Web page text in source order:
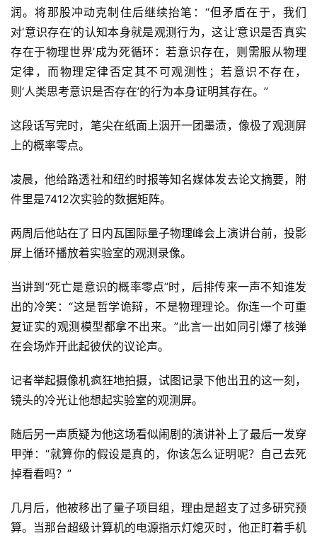
零
重
力
幻
征
文
投
稿
润。将那股冲动克制住后继续抬笔：“但矛盾在于，我们
对‘意识存在’的认知本身就是观测行为，这让‘意识是否真实
存在于物理世界’成为死循环：若意识存在，则需服从物理
定律，而物理定律否定其不可观测性；若意识不存在，
则‘人类思考意识是否存在’的行为本身证明其存在。”
这段话写完时，笔尖在纸面上洇开一团墨渍，像极了观测屏
上的概率零点。
凌晨，他给路透社和纽约时报等知名媒体发去论文摘要，附
件里是7412次实验的数据矩阵。
两周后他站在了日内瓦国际量子物理峰会上演讲台前，投影
屏上循环播放着实验室的观测录像。
当讲到“死亡是意识的概率零点”时，后排传来一声不知谁发
出的冷笑：“这是哲学诡辩，不是物理理论。你连一个可重
复证实的观测模型都拿不出来。”此言一出如同引爆了核弹
在会场炸开此起彼伏的议论声。
记者举起摄像机疯狂地拍摄，试图记录下他出丑的这一刻，
镜头的冷光让他想起实验室的观测屏。
随后另一声质疑为他这场看似闹剧的演讲补上了最后一发穿
甲弹：“就算你的假设是真的，你该怎么证明呢？自己去死
掉看看吗？”
几月后，他被移出了量子项目组，理由是超支了过多研究预
算。当那台超级计算机的电源指示灯熄灭时，他正盯着手机